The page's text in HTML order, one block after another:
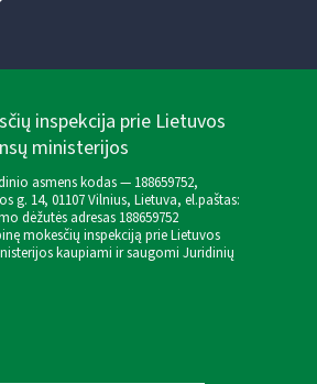
inspekcija prie Lietuvos
ministerijos
asmens kodas — 188659752,
g. 14, 01107 Vilnius, Lietuva, el.paštas:
dėžutės adresas 188659752
mokesčių inspekciją prie Lietuvos
kaupiami ir saugomi Juridinių